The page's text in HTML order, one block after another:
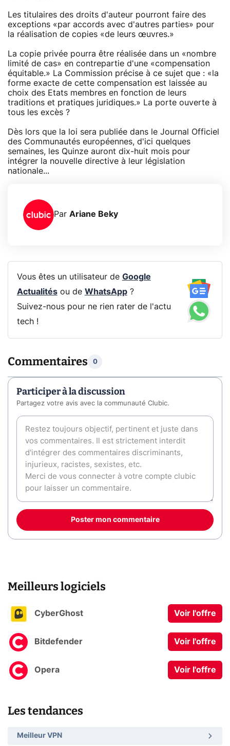
Les titulaires des droits d'auteur pourront faire des
exceptions «par accords avec d'autres parties» pour
la réalisation de copies «de leurs œuvres.»
La copie privée pourra être réalisée dans un «nombre
limité de cas» en contrepartie d'une «compensation
équitable.» La Commission précise à ce sujet que : «la
forme exacte de cette compensation est laissée au
choix des Etats membres en fonction de leurs
traditions et pratiques juridiques.» La porte ouverte à
tous les excès ?
Dès lors que la loi sera publiée dans le Journal Officiel
des Communautés européennes, d'ici quelques
semaines, les Quinze auront dix-huit mois pour
intégrer la nouvelle directive à leur législation
nationale...
Par Ariane Beky
Vous êtes un utilisateur de Google
Actualitésou de WhatsApp?
Suivez-nous pour ne rien rater de l'actu
tech !
Commentaires 0
Participer à la discussion
Partagez votre avis avec la communauté Clubic.
Poster mon commentaire
Meilleurs logiciels
CyberGhost Voir l'offre
Bitdefender Voir l'offre
Opera Voir l'offre
Les tendances
Meilleur VPN